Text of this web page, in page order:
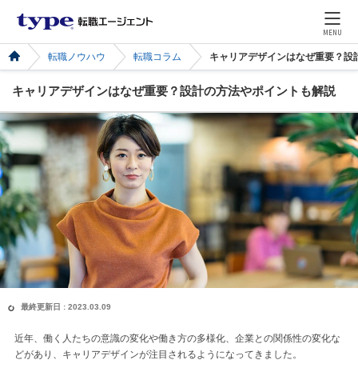
MENU
転職ノウハウ 転職コラム キャリアデザインはなぜ重要？設
キャリアデザインはなぜ重要？設計の方法やポイントも解説
最終更新日 : 2023.03.09
近年、働く人たちの意識の変化や働き方の多様化、企業との関係性の変化な
どがあり、キャリアデザインが注目されるようになってきました。